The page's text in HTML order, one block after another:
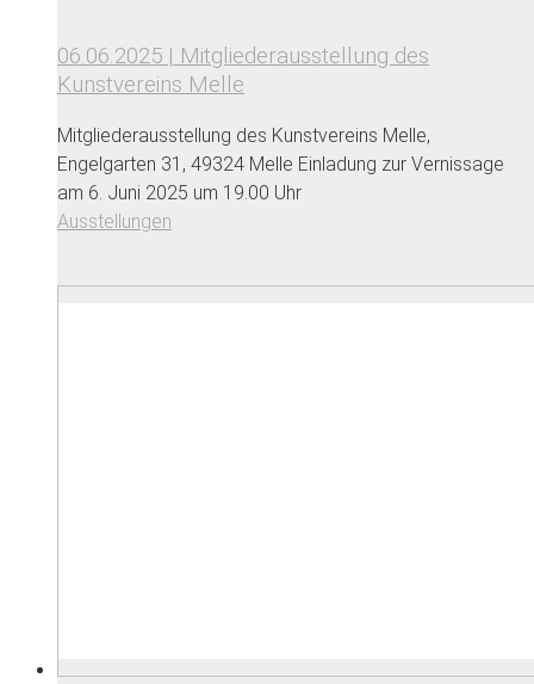
06.06.2025 | Mitgliederausstellung des
Kunstvereins Melle
Mitgliederausstellung des Kunstvereins Melle,
Engelgarten 31, 49324 Melle Einladung zur Vernissage
am 6. Juni 2025 um 19.00 Uhr
Ausstellungen